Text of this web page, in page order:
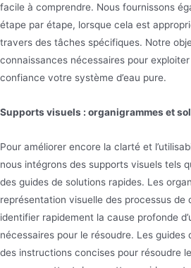
facile à comprendre. Nous fournissons
étape par étape, lorsque cela est
travers des tâches spécifiques. Notre
connaissances nécessaires pour
confiance votre système d’eau pure.
Supports visuels : organigrammes et
Pour améliorer encore la clarté et
nous intégrons des supports visuels tels
des guides de solutions rapides. Les
représentation visuelle des processus de
identifier rapidement la cause profonde
nécessaires pour le résoudre. Les
des instructions concises pour résoudre